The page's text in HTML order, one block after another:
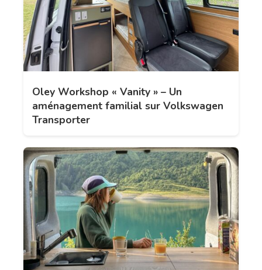
Oley Workshop « Vanity » – Un
aménagement familial sur Volkswagen
Transporter